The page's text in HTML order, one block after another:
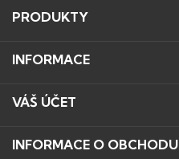
PRODUKTY
INFORMACE
VÁŠ ÚČET
INFORMACE O OBCHODU